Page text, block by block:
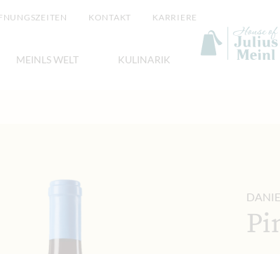
KONTAKT KARRIERE
MEINLS WELT KULINARIK